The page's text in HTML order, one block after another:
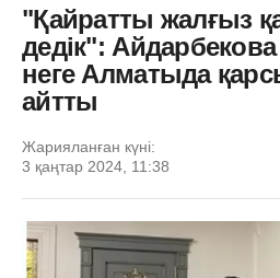
"Қайратты жалғыз
дедік":
неге Алматыда
айтты
Жарияланған күні:
3 қаңтар 2024, 11:38